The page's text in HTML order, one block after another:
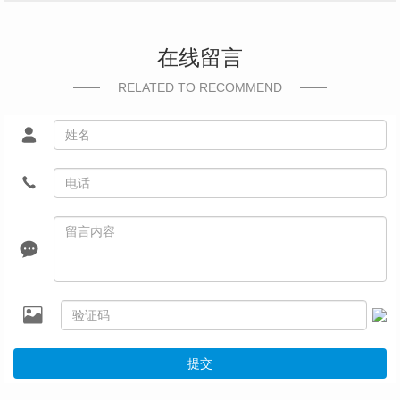
在线留言
RELATED TO RECOMMEND
提交